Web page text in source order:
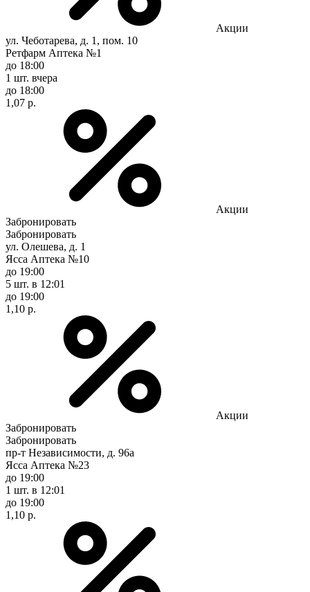
Акции
ул. Чеботарева, д. 1, пом. 10
Ретфарм Аптека №1
до 18:00
1 шт. вчера
до 18:00
1,07 р.
Акции
Забронировать
Забронировать
ул. Олешева, д. 1
Ясса Аптека №10
до 19:00
5 шт. в 12:01
до 19:00
1,10 р.
Акции
Забронировать
Забронировать
пр-т Независимости, д. 96а
Ясса Аптека №23
до 19:00
1 шт. в 12:01
до 19:00
1,10 р.